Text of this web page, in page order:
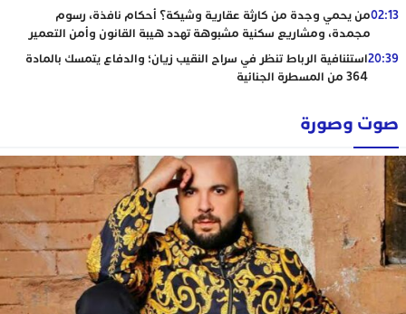
02:13من يحمي وجدة من كارثة عقارية وشيكة؟ أحكام نافذة، رسوم
مجمدة، ومشاريع سكنية مشبوهة تهدد هيبة القانون وأمن التعمير
20:39استئنافية الرباط تنظر في سراح النقيب زيان؛ والدفاع يتمسك بالمادة
364 من المسطرة الجنائية
صوت وصورة